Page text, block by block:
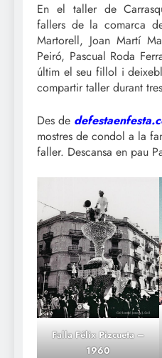
En el taller de
fallers de la comarca
Martorell, Joan Martí
Peiró, Pascual Roda
últim el seu fillol i
compartir taller durant
Des de
mostres de condol a la
faller. Descansa en pau
Falla Félix Pizcueta –
1960